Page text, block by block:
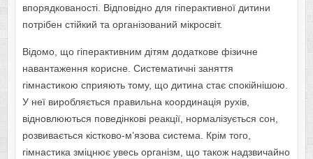
впорядкованості. Відповідно для гіперактивної дитини
потрібен стійкий та організований мікросвіт.
Відомо, що гіперактивним дітям додаткове фізичне
навантаження корисне. Систематичні заняття
гімнастикою сприяють тому, що дитина стає спокійнішою.
У неї виробляється правильна координація рухів,
відновлюються поведінкові реакції, нормалізується сон,
розвивається кістково-м’язова система. Крім того,
гімнастика зміцнює увесь організм, що також надзвичайно